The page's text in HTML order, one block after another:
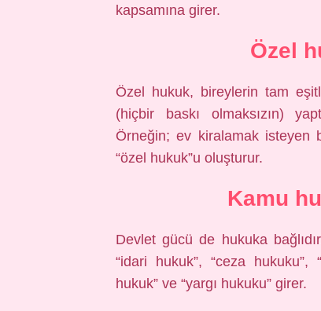
kapsamına girer.
Özel
Özel hukuk, bireylerin tam
(hiçbir baskı olmaksızın)
Örneğin; ev kiralamak isteyen
“özel hukuk”u oluşturur.
Kamu
Devlet gücü de hukuka
“idari hukuk”, “ceza hukuku”,
hukuk” ve “yargı hukuku” girer.